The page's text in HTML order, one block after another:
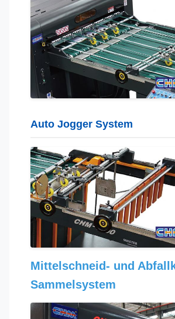
Auto Jogger System
Mittelschneid- und
Sammelsystem